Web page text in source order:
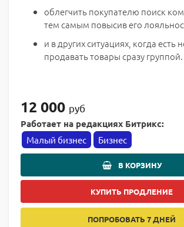
облегчить покупателю поиск
тем самым повысив его
и в других ситуациях, когда есть
продавать товары сразу группой.
12 000 руб
Работает на редакциях Битрикс:
Малый бизнес Бизнес
В КОРЗИНУ
КУПИТЬ ПРОДЛЕНИЕ
ПОПРОБОВАТЬ 7 ДНЕЙ